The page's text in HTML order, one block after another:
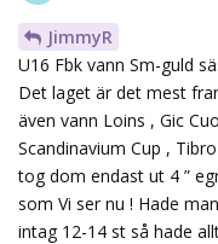
JimmyR
U16 Fbk vann Sm-guld
Det laget är det mest
även vann Loins , Gic
Scandinavium Cup ,
tog dom endast ut 4 ”
som Vi ser nu ! Hade
intag 12-14 st så hade